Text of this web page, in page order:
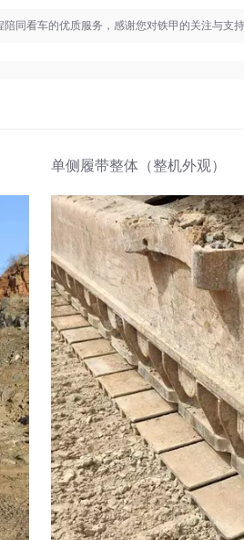
陪同看车的优质服务，感谢您对铁甲的关注与支
单侧履带整体（整机外观）